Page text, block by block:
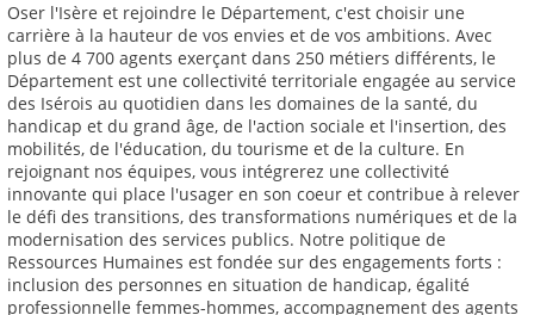
Oser l'Isère et rejoindre le Département, c'est choisir une
carrière à la hauteur de vos envies et de vos ambitions. Avec
plus de 4 700 agents exerçant dans 250 métiers différents, le
Département est une collectivité territoriale engagée au service
des Isérois au quotidien dans les domaines de la santé, du
handicap et du grand âge, de l'action sociale et l'insertion, des
mobilités, de l'éducation, du tourisme et de la culture. En
rejoignant nos équipes, vous intégrerez une collectivité
innovante qui place l'usager en son coeur et contribue à relever
le défi des transitions, des transformations numériques et de la
modernisation des services publics. Notre politique de
Ressources Humaines est fondée sur des engagements forts :
inclusion des personnes en situation de handicap, égalité
professionnelle femmes-hommes, accompagnement des agents